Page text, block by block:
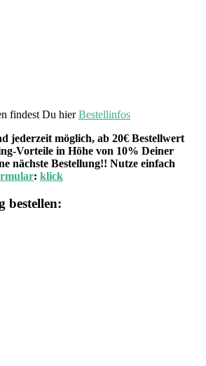
findest Du hierBestellinfos
jederzeit möglich, ab 20€ Bestellwert
Vorteile in Höhe von 10% Deiner
nächste Bestellung!! Nutze einfach
: klick
bestellen: